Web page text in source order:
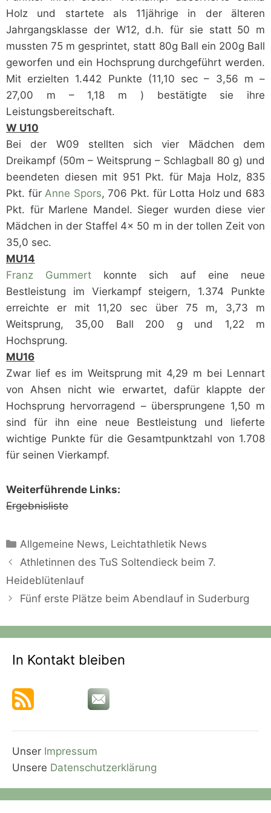
Holz und startete als 11jährige in der älteren
Jahrgangsklasse der W12, d.h. für sie statt 50 m
mussten 75 m gesprintet, statt 80g Ball ein 200g Ball
geworfen und ein Hochsprung durchgeführt werden.
Mit erzielten 1.442 Punkte (11,10 sec – 3,56 m –
27,00 m – 1,18 m ) bestätigte sie ihre
Leistungsbereitschaft.
W U10
Bei der W09 stellten sich vier Mädchen dem
Dreikampf (50m – Weitsprung – Schlagball 80 g) und
beendeten diesen mit 951 Pkt. für Maja Holz, 835
Pkt. für Anne Spors, 706 Pkt. für Lotta Holz und 683
Pkt. für Marlene Mandel. Sieger wurden diese vier
Mädchen in der Staffel 4x 50 m in der tollen Zeit von
35,0 sec.
MU14
Franz Gummert konnte sich auf eine neue
Bestleistung im Vierkampf steigern, 1.374 Punkte
erreichte er mit 11,20 sec über 75 m, 3,73 m
Weitsprung, 35,00 Ball 200 g und 1,22 m
Hochsprung.
MU16
Zwar lief es im Weitsprung mit 4,29 m bei Lennart
von Ahsen nicht wie erwartet, dafür klappte der
Hochsprung hervorragend – übersprungene 1,50 m
sind für ihn eine neue Bestleistung und lieferte
wichtige Punkte für die Gesamtpunktzahl von 1.708
für seinen Vierkampf.
Weiterführende Links:
Ergebnisliste
Kategorien
Allgemeine News, Leichtathletik News
Athletinnen des TuS Soltendieck beim 7.
Heideblütenlauf
Fünf erste Plätze beim Abendlauf in Suderburg
In Kontakt bleiben
Unser Impressum
Unsere Datenschutzerklärung